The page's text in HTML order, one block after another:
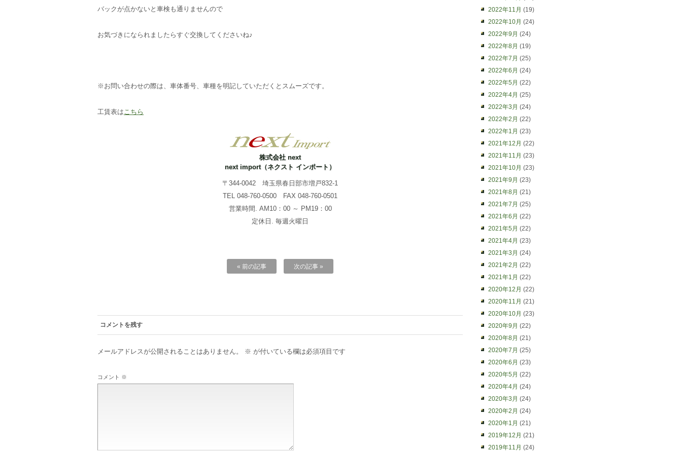
バックが点かないと車検も通りませんので
お気づきになられましたらすぐ交換してくださいね♪
※お問い合わせの際は、車体番号、車種を明記していただくとスムーズです。
工賃表は こちら
株式会社 next
next import（ネクスト インポート）
〒344-0042 埼玉県春日部市増戸832-1
TEL 048-760-0500 FAX 048-760-0501
営業時間. AM10：00 ～ PM19：00
定休日. 毎週火曜日
« 前の記事 次の記事 »
コメントを残す
メールアドレスが公開されることはありません。 ※ が付いている欄は必須項目です
コメント ※
2022年11月 (19)
2022年10月 (24)
2022年9月 (24)
2022年8月 (19)
2022年7月 (25)
2022年6月 (24)
2022年5月 (22)
2022年4月 (25)
2022年3月 (24)
2022年2月 (22)
2022年1月 (23)
2021年12月 (22)
2021年11月 (23)
2021年10月 (23)
2021年9月 (23)
2021年8月 (21)
2021年7月 (25)
2021年6月 (22)
2021年5月 (22)
2021年4月 (23)
2021年3月 (24)
2021年2月 (22)
2021年1月 (22)
2020年12月 (22)
2020年11月 (21)
2020年10月 (23)
2020年9月 (22)
2020年8月 (21)
2020年7月 (25)
2020年6月 (23)
2020年5月 (22)
2020年4月 (24)
2020年3月 (24)
2020年2月 (24)
2020年1月 (21)
2019年12月 (21)
2019年11月 (24)